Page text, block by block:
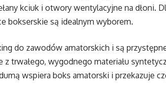
kciuk i otwory wentylacyjne na dłoni.
bokserskie są idealnym wyborem.
do zawodów amatorskich i są
trwałego, wygodnego materiału
wspiera boks amatorski i przekazuje